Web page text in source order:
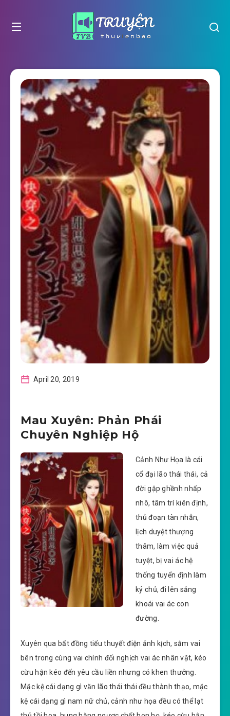
April 20, 2019
Mau Xuyên: Phản Phái
Chuyên Nghiệp Hộ
Cảnh Như Họa là cái
cổ đại lão thái thái, cả
đời gập ghềnh nhấp
nhô, tâm trí kiên định,
thủ đoạn tàn nhẫn,
lịch duyệt thượng
thâm, làm việc quả
tuyệt, bị vai ác hệ
thống tuyển định làm
ký chủ, đi lên sảng
khoái vai ác con
đường.
Xuyên qua bất đồng tiểu thuyết điện ảnh kịch, sắm vai
bên trong cùng vai chính đối nghịch vai ác nhân vật, kéo
cừu hận kéo đến yêu cầu liền nhưng có khen thưởng.
Mặc kệ cái dạng gì văn lão thái thái đều thành thạo, mặc
kệ cái dạng gì nam nữ chủ, cảnh như họa đều có thể lạt